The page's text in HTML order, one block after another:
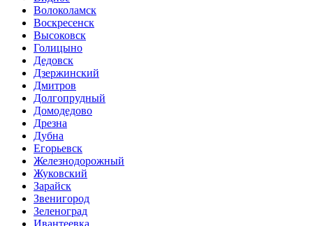
Волоколамск
Воскресенск
Высоковск
Голицыно
Дедовск
Дзержинский
Дмитров
Долгопрудный
Домодедово
Дрезна
Дубна
Егорьевск
Железнодорожный
Жуковский
Зарайск
Звенигород
Зеленоград
Ивантеевка